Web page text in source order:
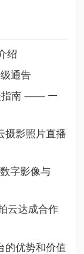
绍
通告
指南 —— 一
摄影照片直播
字影像与
云达成合作
的优势和价值